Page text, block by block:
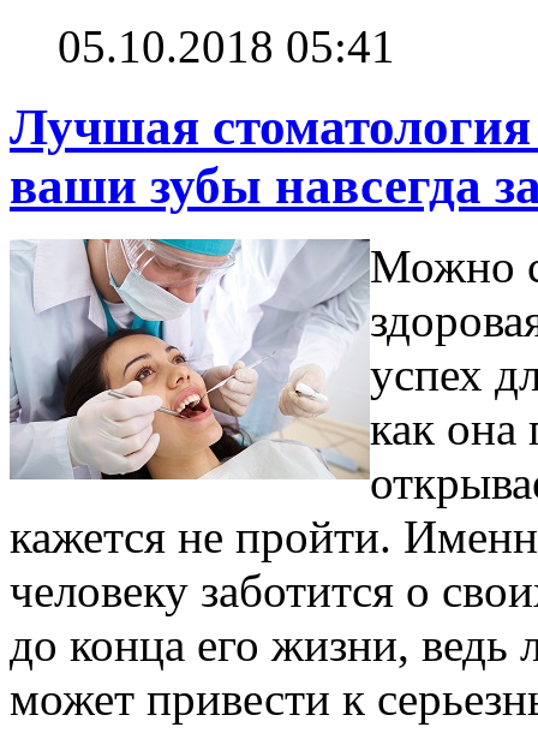
05.10.2018 05:41
Лучшая стоматология
ваши зубы навсегда
Можно
успех
как
кажется не пройти.
человеку заботится о
до конца его жизни, ведь
может привести к